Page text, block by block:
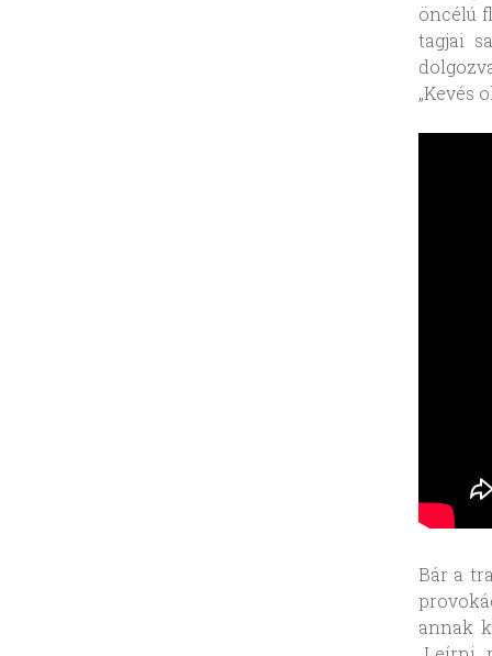
öncélú
tagjai
„Kevés
Bár a
annak